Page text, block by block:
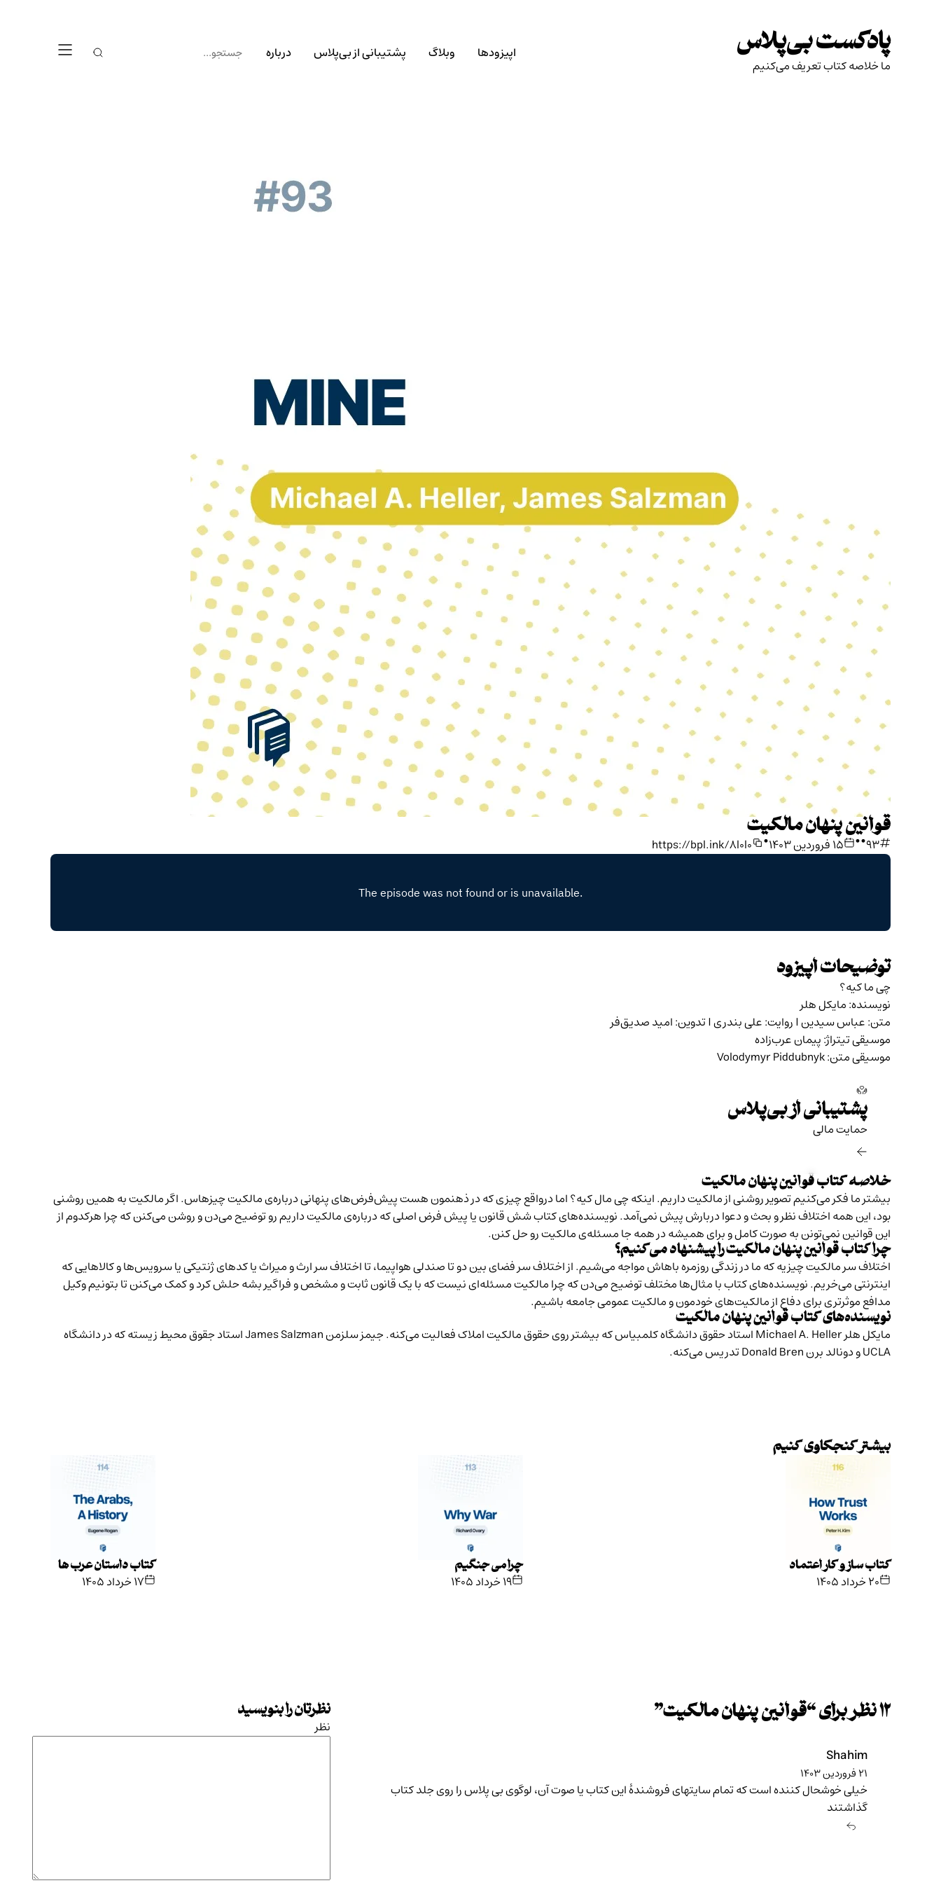
to
content
پادکست بی‌پلاس
ما خلاصه کتاب تعریف می‌کنیم
اپیزودها وبلاگ پشتیبانی از بی‌پلاس درباره
قوانین پنهان مالکیت
93
•
• ۱۵ فروردین ۱۴۰۳ •
https://bpl.ink/8l0l0
توضیحات اپیزود
چی ما کیه؟
نویسنده: مایکل هلر
متن: عباس سیدین I روایت: علی بندری I تدوین: امید صدیق‌فر
موسیقی تیتراژ: پیمان عرب‌زاده
موسیقی متن: Volodymyr Piddubnyk
پشتیبانی از بی‌پلاس
حمایت مالی‌
خلاصه کتاب قوانین پنهان مالکیت
بیشتر ما فکر می‌کنیم تصویر روشنی از مالکیت داریم. اینکه چی مال کیه؟ اما درواقع چیزی که در ذهنمون هست پیش‌فرض‌های پنهانی درباره‌ی مالکیت چیزهاس. اگر مالکیت به همین روشنی
بود، این همه اختلاف نظر و بحث و دعوا دربارش پیش نمی‌آمد. نویسنده‌های کتاب شش قانون یا پیش فرض اصلی که درباره‌ی مالکیت داریم رو توضیح می‌دن و روشن می‌کنن که چرا هرکدوم از
این قوانین نمی‌تونن به صورت کامل و برای همیشه در همه جا مسئله‌ی مالکیت رو حل کنن.
چرا کتاب قوانین پنهان مالکیت را پیشنهاد می‌کنیم؟
اختلاف سر مالکیت چیزیه که ما در زندگی روزمره‌ باهاش مواجه می‌شیم. از اختلاف سر فضای بین دو تا صندلی هواپیما، تا اختلاف سر ارث و میراث یا کدهای ژنتیکی یا سرویس‌ها و کالاهایی که
اینترنتی می‌خریم. نویسنده‌های کتاب با مثال‌ها مختلف توضیح می‌دن که چرا مالکیت مسئله‌ای نیست که با یک قانون ثابت و مشخص و فراگیر بشه حلش کرد و کمک می‌کنن تا بتونیم وکیل
مدافع موثرتری برای دفاع از مالکیت‌‌های خودمون و مالکیت عمومی جامعه باشیم.
نویسنده‌های کتاب قوانین پنهان مالکیت
مایکل هلر Michael A. Heller استاد حقوق دانشگاه کلمبیاس که بیشتر روی حقوق مالکیت املاک فعالیت می‌کنه. جیمز سلزمن James Salzman استاد جقوق محیط زیسته که در دانشگاه
UCLA و دونالد برن Donald Bren تدریس می‌کنه.
بیشتر کنجکاوی کنیم
کتاب ساز و کار اعتماد
۲۰ خرداد ۱۴۰۵
چرا می جنگیم
۱۹ خرداد ۱۴۰۵
کتاب داستان عرب ها
۱۷ خرداد ۱۴۰۵
۱۲ نظر برای “ قوانین پنهان مالکیت”
Shahim
۲۱ فروردین ۱۴۰۳
خیلی خوشحال کننده است که تمام سایتهای فروشندۀ این کتاب یا صوت آن، لوگوی بی پلاس را روی جلد کتاب
گذاشتند
نظرتان را بنویسید
نظر